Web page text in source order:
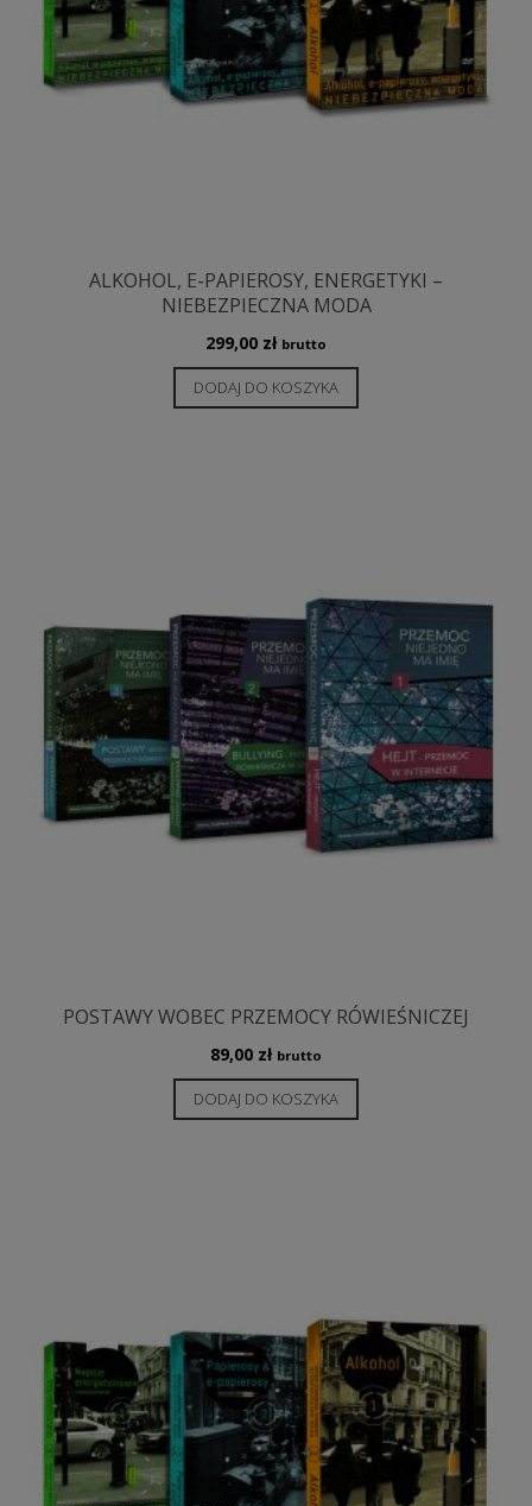
ALKOHOL, E-PAPIEROSY, ENERGETYKI –
NIEBEZPIECZNA MODA
299,00 zł brutto
DODAJ DO KOSZYKA
POSTAWY WOBEC PRZEMOCY RÓWIEŚNICZEJ
89,00 zł brutto
DODAJ DO KOSZYKA